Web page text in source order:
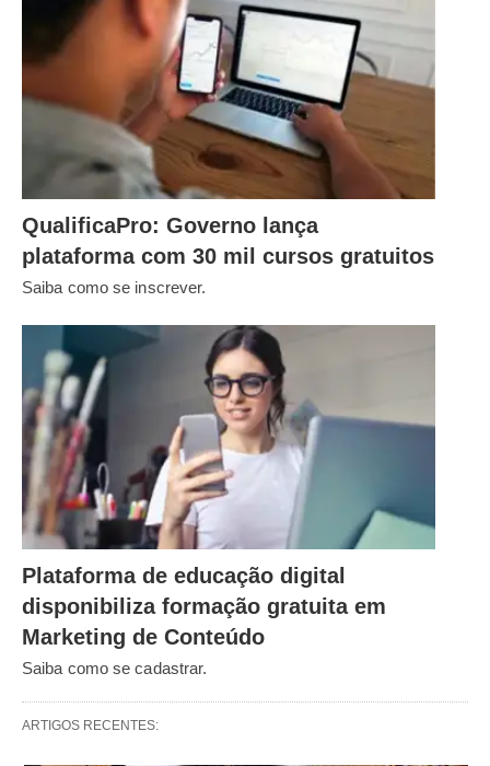
QualificaPro: Governo lança
plataforma com 30 mil cursos gratuitos
Saiba como se inscrever.
Plataforma de educação digital
disponibiliza formação gratuita em
Marketing de Conteúdo
Saiba como se cadastrar.
ARTIGOS RECENTES: